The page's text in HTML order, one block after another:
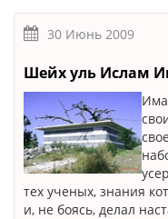
30 Июнь 2009
Шейх уль Ислам
тех ученых, знания
и, не боясь, делал